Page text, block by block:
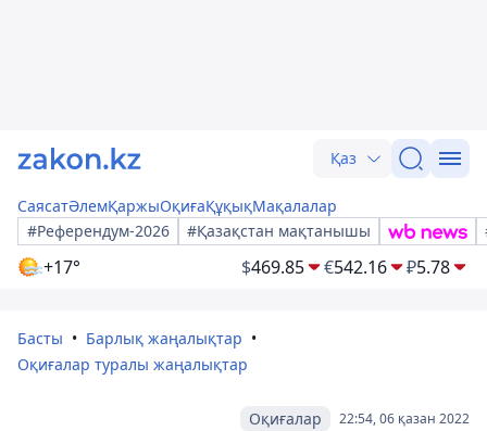
Қаз
СаясатӘлемҚаржыОқиғаҚұқықМақалалар
#Референдум-2026
#Қазақстан мақтанышы
+17° $469.85 €542.16 ₽5.78
Басты
Барлық жаңалықтар
Оқиғалар туралы жаңалықтар
22:54, 06 қазан 2022
Оқиғалар